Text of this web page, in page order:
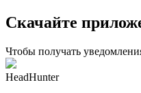
Скачайте
Чтобы получать
HeadHunter